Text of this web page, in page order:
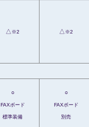
△※2 △※2
○
FAXボード
標準装備
○
FAXボード
別売